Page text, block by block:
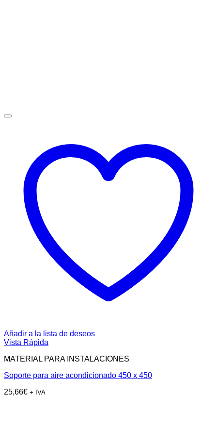
Añadir a la lista de deseos
Vista Rápida
MATERIAL PARA INSTALACIONES
Soporte para aire acondicionado 450 x 450
25,66€ + IVA